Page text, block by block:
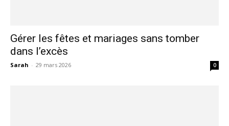
Gérer les fêtes et mariages sans tomber
dans l’excès
Sarah - 29 mars 2026 0